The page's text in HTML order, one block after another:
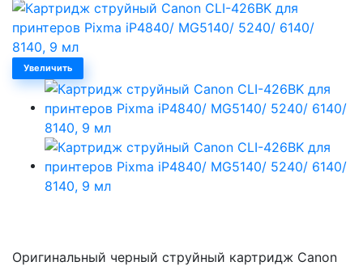
Увеличить
Оригинальный черный струйный картридж Canon